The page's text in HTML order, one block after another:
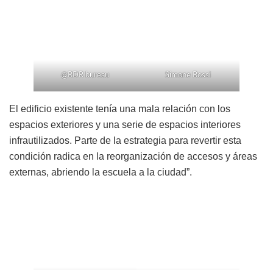
@BDR bureau Simone Bossi
El edificio existente tenía una mala relación con los
espacios exteriores y una serie de espacios interiores
infrautilizados. Parte de la estrategia para revertir esta
condición radica en la reorganización de accesos y áreas
externas, abriendo la escuela a la ciudad”.